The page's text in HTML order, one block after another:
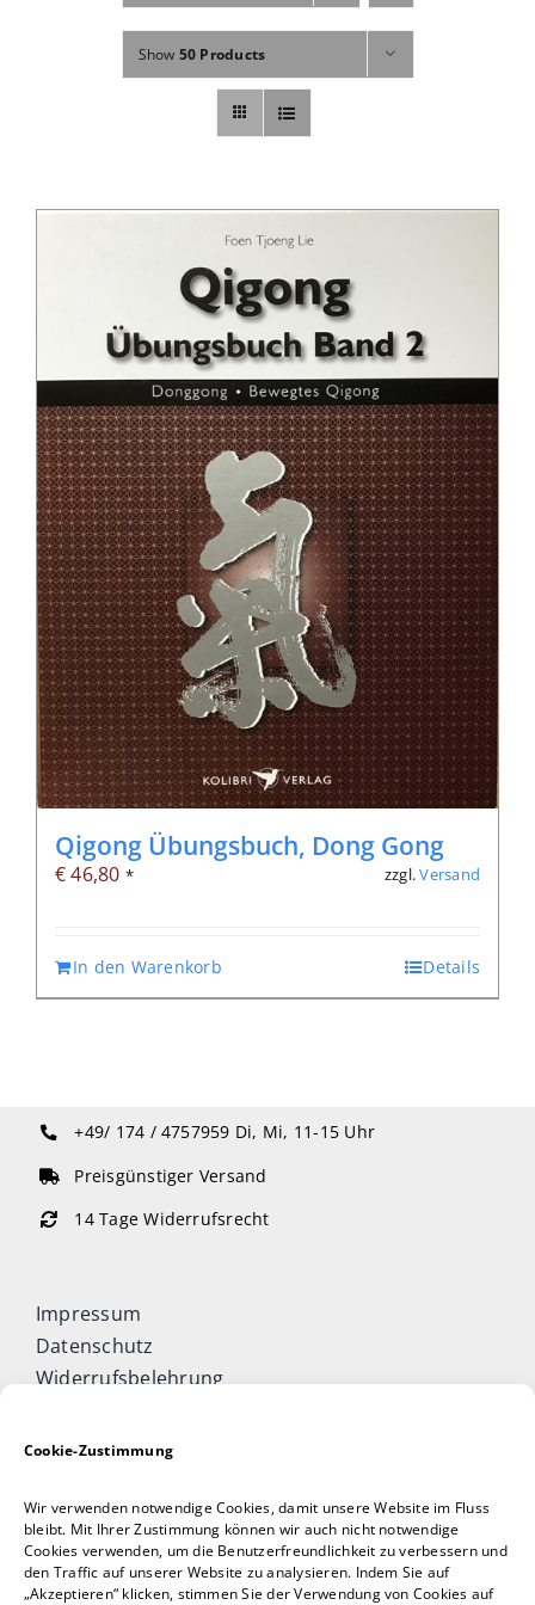
Cookie-Zustimmung
Wir verwenden notwendige Cookies, damit unsere Website im Fluss
bleibt. Mit Ihrer Zustimmung können wir auch nicht notwendige
Cookies verwenden, um die Benutzerfreundlichkeit zu verbessern und
den Traffic auf unserer Website zu analysieren. Indem Sie auf
„Akzeptieren“ klicken, stimmen Sie der Verwendung von Cookies auf
Fachbücher
Poster, Karten, Medien
Show 50 Products
Qigong Übungsbuch, Dong Gong
€46,80 * zzgl.Versand
In den Warenkorb Details
+49/ 174 / 4757959 Di, Mi, 11-15 Uhr
Preisgünstiger Versand
14 Tage Widerrufsrecht
Impressum
Datenschutz
Widerrufsbelehrung
Allgemeine Geschäftsbedingungen
Taijiquan & Qigong Journal
DAOCONCEPTS Verlag
Versand & Lieferung